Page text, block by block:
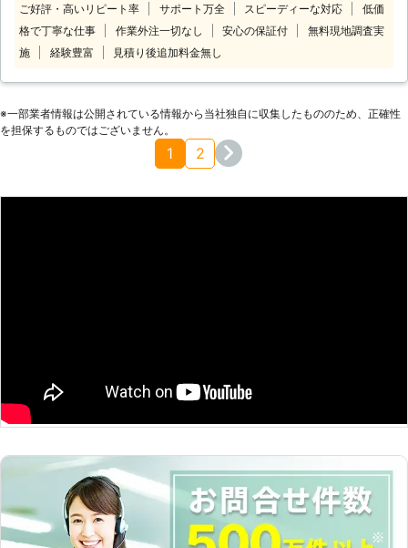
す！ 【女性スタッフが在籍している
ので男性が苦手な女性でも安心できま
す】 弊社は1人暮らしの女性や高齢者
様のために女性スタッフの派遣も可能
も安心して弊社に依頼をお任せくださ
い。 ※力仕事や専門作業などの施工に
気軽にご依頼ください。 【草刈りは
お任せ！ゴミ集めから処分まで一貫作
業】 自分で草刈りをするとなると、
集めて処分しなければなりません。当
店にご依頼いただければ、草刈りを機
草の収集から処分まですべて承りま
す。 小型店ならではの「痒いところ
施！スピード対応】 建設前の地鎮祭
にもスピード対応できます。ご連絡い
ただいてから最短即日施工しますの
で、お客様にも満足いただけるはずで
す。 岐阜市を中心に地元密着だか
ら、小回りの利くお仕事もできます
ご好評・高いリピート率 サポート万全 スピーディーな対応
低価
格で丁寧な仕事
作業外注一切なし 安心の保証付
無料現地調査実
施
経験豊富 見積り後追加料金無し
※⼀部業者情報は公開されている情報から当社独⾃に収集したもののため、正確性
を担保するものではございません。
1 2